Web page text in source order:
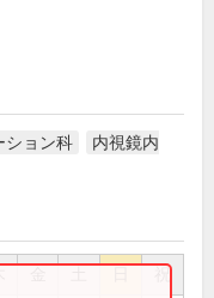
ション科
内視鏡内
祝